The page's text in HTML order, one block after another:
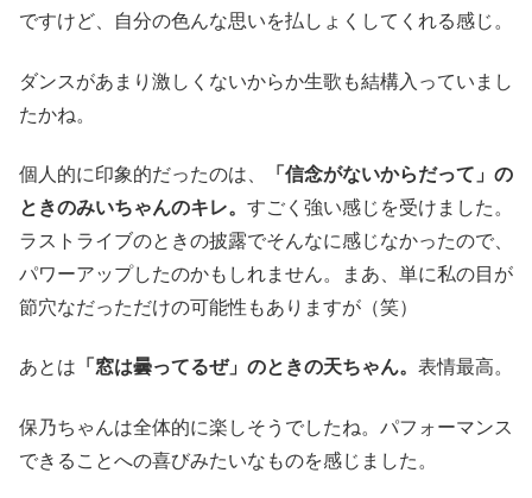
ですけど、自分の色んな思いを払しょくしてくれる感じ。
ダンスがあまり激しくないからか生歌も結構入っていまし
たかね。
個人的に印象的だったのは、
「信念がないからだって」の
ときのみいちゃんのキレ。 すごく強い感じを受けました。
ラストライブのときの披露でそんなに感じなかったので、
パワーアップしたのかもしれません。まあ、単に私の目が
節穴なだっただけの可能性もありますが（笑）
あとは 「窓は曇ってるぜ」のときの天ちゃん。 表情最高。
保乃ちゃんは全体的に楽しそうでしたね。パフォーマンス
できることへの喜びみたいなものを感じました。